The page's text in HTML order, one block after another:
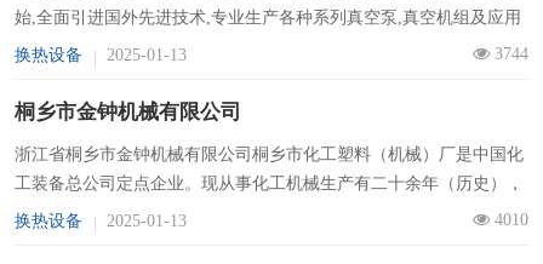
展
会
资
讯
始,全面引进国外先进技术,专业生产各种系列真空泵,真空机组及应用
设备. 该厂是一个拥有多项自生主知识产权的企业,现独家生产的MH-2
换热设备 2025-01-13 3744
桐乡市金钟机械有限公司
浙江省桐乡市金钟机械有限公司桐乡市化工塑料（机械）厂是中国化
工装备总公司定点企业。现从事化工机械生产有二十余年（历史），
是国内最早从事混合机生产制造的厂家之一。现有职工七十多人，技
换热设备 2025-01-13 4010